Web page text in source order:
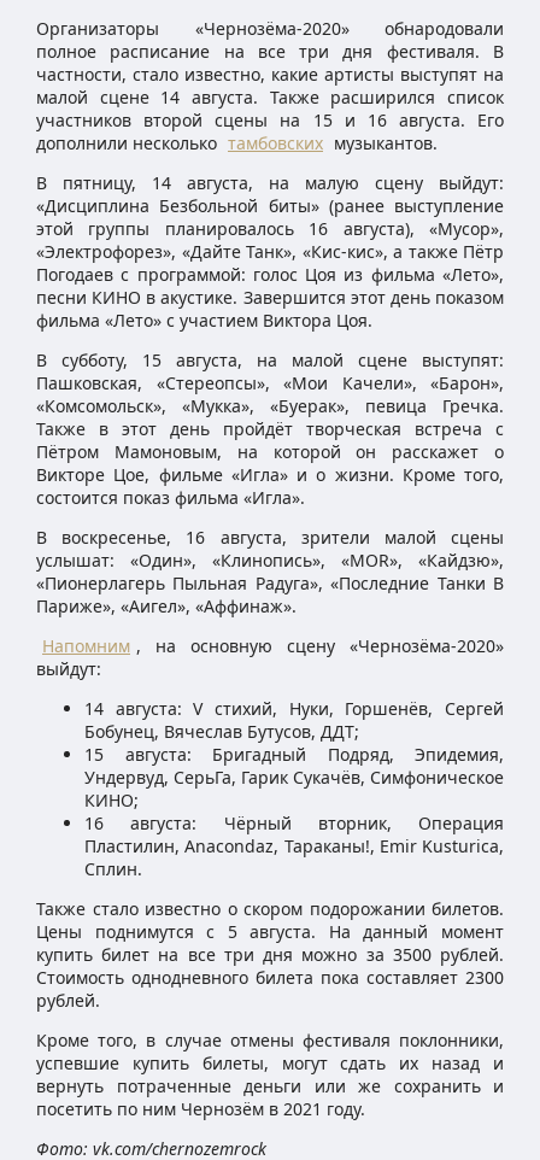
Организаторы «Чернозёма-2020» обнародовали
полное расписание на все три дня фестиваля. В
частности, стало известно, какие артисты выступят на
малой сцене 14 августа. Также расширился список
участников второй сцены на 15 и 16 августа. Его
дополнили несколько тамбовских музыкантов.
В пятницу, 14 августа, на малую сцену выйдут:
«Дисциплина Безбольной биты» (ранее выступление
этой группы планировалось 16 августа), «Мусор»,
«Электрофорез», «Дайте Танк», «Кис-кис», а также Пётр
Погодаев с программой: голос Цоя из фильма «Лето»,
песни КИНО в акустике. Завершится этот день показом
фильма «Лето» с участием Виктора Цоя.
В субботу, 15 августа, на малой сцене выступят:
Пашковская, «Стереопсы», «Мои Качели», «Барон»,
«Комсомольск», «Мукка», «Буерак», певица Гречка.
Также в этот день пройдёт творческая встреча с
Пётром Мамоновым, на которой он расскажет о
Викторе Цое, фильме «Игла» и о жизни. Кроме того,
состоится показ фильма «Игла».
В воскресенье, 16 августа, зрители малой сцены
услышат: «Один», «Клинопись», «MOR», «Кайдзю»,
«Пионерлагерь Пыльная Радуга», «Последние Танки В
Париже», «Аигел», «Аффинаж».
Напомним , на основную сцену «Чернозёма-2020»
выйдут:
14 августа: V стихий, Нуки, Горшенёв, Сергей
Бобунец, Вячеслав Бутусов, ДДТ;
15 августа: Бригадный Подряд, Эпидемия,
Ундервуд, СерьГа, Гарик Сукачёв, Симфоническое
КИНО;
16 августа: Чёрный вторник, Операция
Пластилин, Anacondaz, Тараканы!, Emir Kusturica,
Сплин.
Также стало известно о скором подорожании билетов.
Цены поднимутся с 5 августа. На данный момент
купить билет на все три дня можно за 3500 рублей.
Стоимость однодневного билета пока составляет 2300
рублей.
Кроме того, в случае отмены фестиваля поклонники,
успевшие купить билеты, могут сдать их назад и
вернуть потраченные деньги или же сохранить и
посетить по ним Чернозём в 2021 году.
Фото: vk.com/chernozemrock